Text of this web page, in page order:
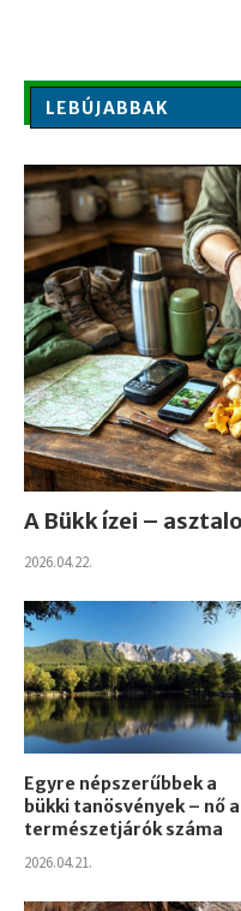
LEBÚJABBAK
A Bükk ízei –
2026.04.22.
Egyre népszerűbbek a
bükki tanösvények – nő a
természetjárók száma
2026.04.21.